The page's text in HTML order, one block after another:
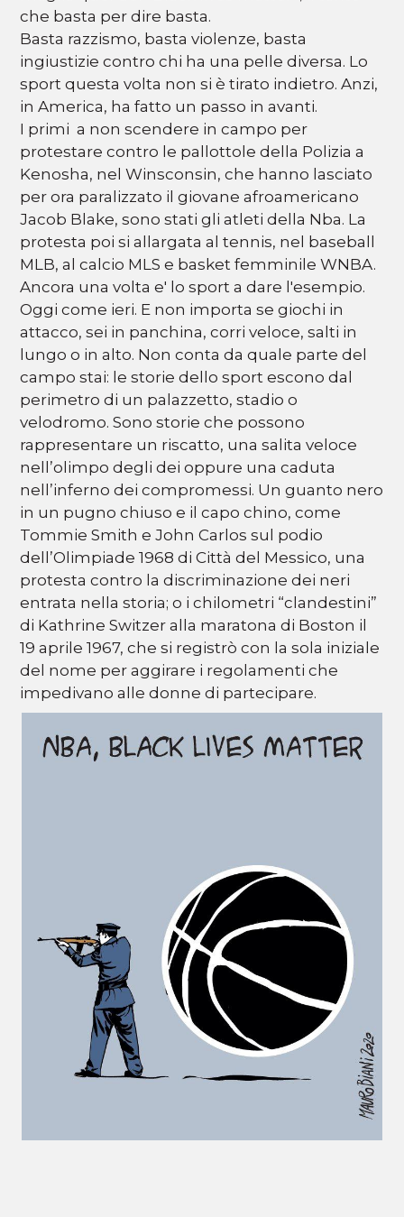
che basta per dire basta.
Basta razzismo, basta violenze, basta
ingiustizie contro chi ha una pelle diversa. Lo
sport questa volta non si è tirato indietro. Anzi,
in America, ha fatto un passo in avanti.
I primi a non scendere in campo per
protestare contro le pallottole della Polizia a
Kenosha, nel Winsconsin, che hanno lasciato
per ora paralizzato il giovane afroamericano
Jacob Blake, sono stati gli atleti della Nba. La
protesta poi si allargata al tennis, nel baseball
MLB, al calcio MLS e basket femminile WNBA.
Ancora una volta e' lo sport a dare l'esempio.
Oggi come ieri. E non importa se giochi in
attacco, sei in panchina, corri veloce, salti in
lungo o in alto. Non conta da quale parte del
campo stai: le storie dello sport escono dal
perimetro di un palazzetto, stadio o
velodromo. Sono storie che possono
rappresentare un riscatto, una salita veloce
nell’olimpo degli dei oppure una caduta
nell’inferno dei compromessi. Un guanto nero
in un pugno chiuso e il capo chino, come
Tommie Smith e John Carlos sul podio
dell’Olimpiade 1968 di Città del Messico, una
protesta contro la discriminazione dei neri
entrata nella storia; o i chilometri “clandestini”
di Kathrine Switzer alla maratona di Boston il
19 aprile 1967, che si registrò con la sola iniziale
del nome per aggirare i regolamenti che
impedivano alle donne di partecipare.